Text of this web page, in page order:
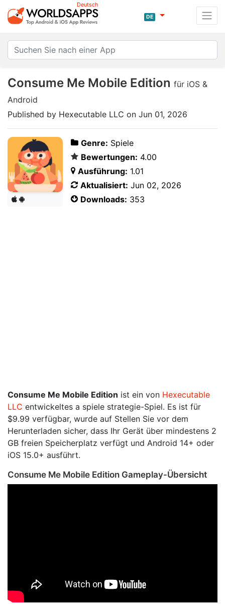
Deutsch
DE
Consume Me Mobile Edition für iOS &
Android
Published by Hexecutable LLC on Jun 01, 2026
Genre: Spiele
Bewertungen: 4.00
Ausführung: 1.01
Aktualisiert: Jun 02, 2026
Downloads: 353
Consume Me Mobile Edition ist ein von Hexecutable
LLC entwickeltes a spiele strategie-Spiel. Es ist für
$9.99 verfügbar, wurde auf Stellen Sie vor dem
Herunterladen sicher, dass Ihr Gerät über mindestens 2
GB freien Speicherplatz verfügt und Android 14+ oder
iOS 15.0+ ausführt.
Consume Me Mobile Edition Gameplay-Übersicht